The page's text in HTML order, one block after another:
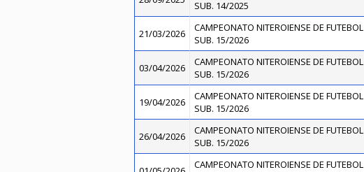
SUB. 14/2025
21/03/2026
CAMPEONATO NITEROIENSE DE FUTEBOL
SUB. 15/2026
03/04/2026
CAMPEONATO NITEROIENSE DE FUTEBOL
SUB. 15/2026
19/04/2026
CAMPEONATO NITEROIENSE DE FUTEBOL
SUB. 15/2026
26/04/2026
CAMPEONATO NITEROIENSE DE FUTEBOL
SUB. 15/2026
CAMPEONATO NITEROIENSE DE FUTEBOL